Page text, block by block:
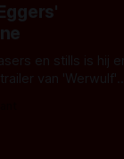
en stills is hij er
van 'Werwulf'.